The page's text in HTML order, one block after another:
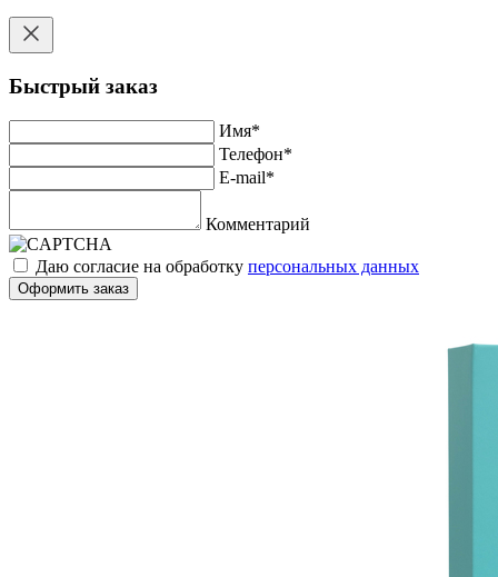
Быстрый заказ
Имя*
Телефон*
E-mail*
Комментарий
Даю согласие на обработку персональных данных
Оформить заказ